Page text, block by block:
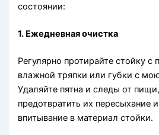
состоянии:
1. Ежедневная очистка
Регулярно протирайте стойку
влажной тряпки или губки с
Удаляйте пятна и следы от
предотвратить их пересыхание
впитывание в материал стойки.